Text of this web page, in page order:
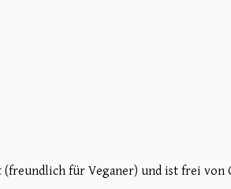
für Veganer) und ist frei von